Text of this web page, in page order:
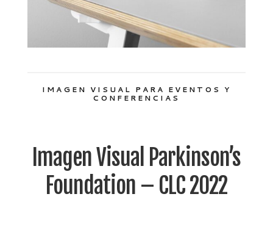
IMAGEN VISUAL PARA EVENTOS Y
CONFERENCIAS
Imagen Visual Parkinson’s
Foundation – CLC 2022